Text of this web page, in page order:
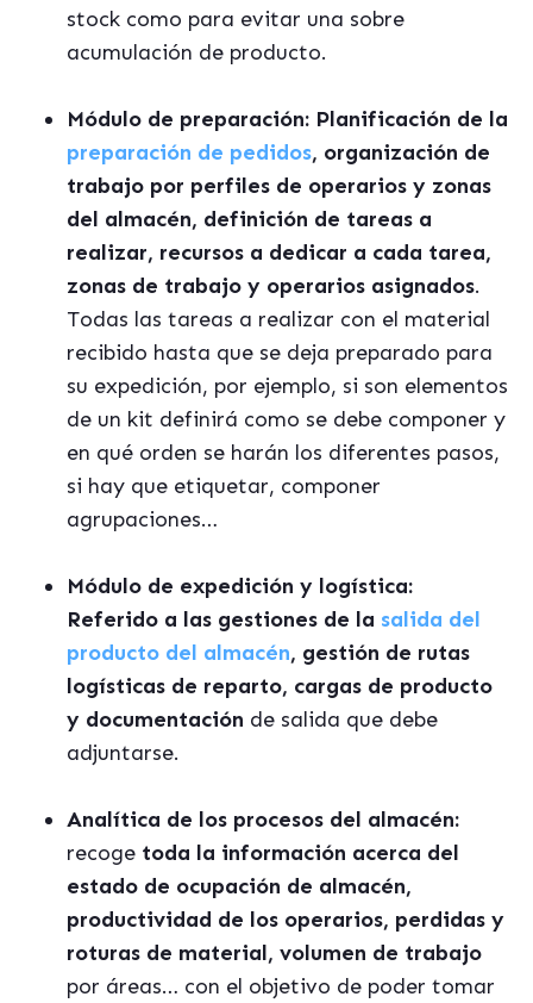
stock como para evitar una sobre
acumulación de producto.
Módulo de preparación: Planificación de la
preparación de pedidos, organización de
trabajo por perfiles de operarios y zonas
del almacén, definición de tareas a
realizar, recursos a dedicar a cada tarea,
zonas de trabajo y operarios asignados.
Todas las tareas a realizar con el material
recibido hasta que se deja preparado para
su expedición, por ejemplo, si son elementos
de un kit definirá como se debe componer y
en qué orden se harán los diferentes pasos,
si hay que etiquetar, componer
agrupaciones…
Módulo de expedición y logística:
Referido a las gestiones de la salida del
producto del almacén, gestión de rutas
logísticas de reparto, cargas de producto
y documentación de salida que debe
adjuntarse.
Analítica de los procesos del almacén:
recoge toda la información acerca del
estado de ocupación de almacén,
productividad de los operarios, perdidas y
roturas de material, volumen de trabajo
por áreas… con el objetivo de poder tomar